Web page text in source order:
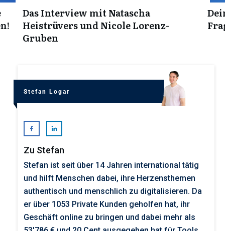
Das Interview mit Natascha
Heistrüvers und Nicole Lorenz-
Gruben
Stefan Logar
Zu Stefan
Stefan ist seit über 14 Jahren international tätig
und hilft Menschen dabei, ihre Herzensthemen
authentisch und menschlich zu digitalisieren. Da
er über 1053 Private Kunden geholfen hat, ihr
Geschäft online zu bringen und dabei mehr als